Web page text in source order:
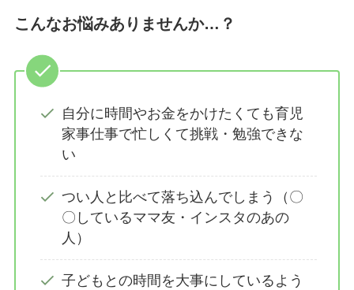
こんなお悩みありませんか…？
自分に時間やお金をかけたくても育児
家事仕事で忙しくて挑戦・勉強できな
い
つい人と比べて落ち込んでしまう（〇
〇しているママ友・インスタのあの
人）
子どもとの時間を大事にしているよう